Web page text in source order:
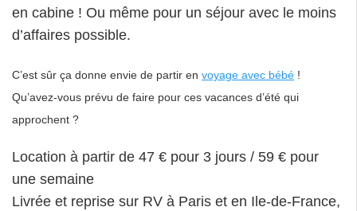
en cabine ! Ou même pour un séjour avec le moins
d’affaires possible.
C’est sûr ça donne envie de partir en voyage avec bébé !
Qu’avez-vous prévu de faire pour ces vacances d’été qui
approchent ?
Location à partir de 47 € pour 3 jours / 59 € pour
une semaine
Livrée et reprise sur RV à Paris et en Ile-de-France,